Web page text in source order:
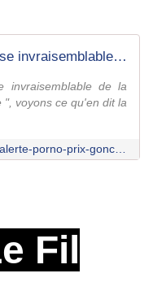
Livre porno au lycée : la réponse invraisemblable de la ministre !
invraisemblable de la
voyons ce qu'en dit la